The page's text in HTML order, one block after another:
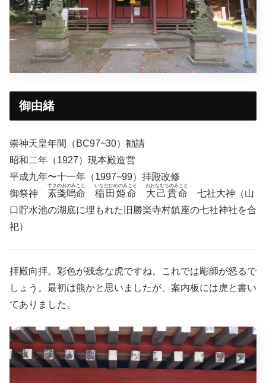
御由緒
崇神天皇年間（BC97~30）勧請
昭和二年（1927）現本殿造営
平成九年〜十一年（1997~99）拝殿改修
御祭神 素戔嗚命
すさのおのみこと
稲田姫命
いなだひめのみこと
大己貴命
おおなむちのみこと
七社大神（山
口貯水池の湖底に埋もれた旧勝楽寺村鎮座の七社神社を合
祀）
拝殿向拝。彩色が残念な虎ですね。これでは彫師が怒るで
しょう。最初は熊かと思いましたが、案内板には虎と書い
てありました。